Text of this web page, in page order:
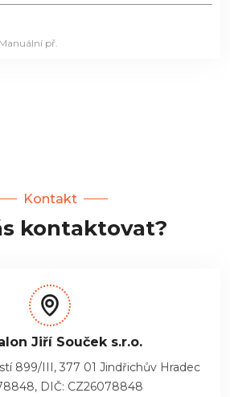
Manuální př.
Kontakt
kontaktovat?
Jiří Souček s.r.o.
899/III, 377 01 Jindřichův Hradec
DIČ: CZ26078848